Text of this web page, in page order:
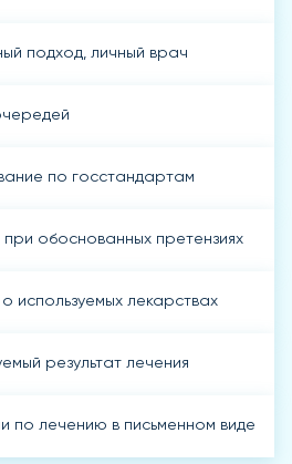
подход, личный врач
по госстандартам
при обоснованных претензиях
используемых лекарствах
результат лечения
по лечению в письменном виде